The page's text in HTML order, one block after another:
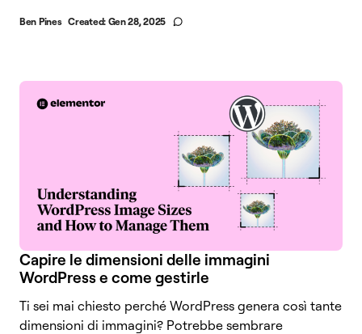
Ben Pines Created: Gen 28, 2025
Capire le dimensioni delle immagini
WordPress e come gestirle
Ti sei mai chiesto perché WordPress genera così tante
dimensioni di immagini? Potrebbe sembrare